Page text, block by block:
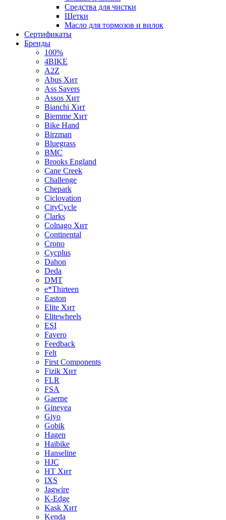
Средства для чистки
Щетки
Масло для тормозов и вилок
Сертификаты
Бренды
100%
4BIKE
A2Z
Abus Хит
Ass Savers
Assos Хит
Bianchi Хит
Biemme Хит
Bike Hand
Birzman
Bluegrass
BMC
Brooks England
Cane Creek
Challenge
Chepark
Ciclovation
CityCycle
Clarks
Colnago Хит
Continental
Crono
Cycplus
Dahon
Deda
DMT
e*Thirteen
Easton
Elite Хит
Elitewheels
ESI
Favero
Feedback
Felt
First Components
Fizik Хит
FLR
FSA
Gaerne
Gineyea
Giyo
Gobik
Hagen
Haibike
Hanseline
HJC
HT Хит
IXS
Jagwire
K-Edge
Kask Хит
Kenda